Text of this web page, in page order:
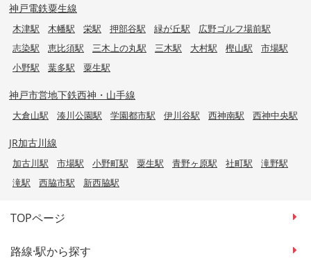
神戸電鉄粟生線
木津駅 木幡駅 栄駅 押部谷駅 緑が丘駅
広野ゴルフ場前駅
志染駅
恵比須駅 三木上の丸駅 三木駅 大村駅 樫山駅
市場駅
小野駅
葉多駅 粟生駅
神戸市営地下鉄西神・山手線
大倉山駅 湊川公園駅 学園都市駅 伊川谷駅 西神南駅 西神中央駅
JR加古川線
加古川駅 市場駅 小野町駅 粟生駅 青野ヶ原駅 社町駅
滝野駅
滝駅
西脇市駅 新西脇駅
TOPページ
路線·駅から探す